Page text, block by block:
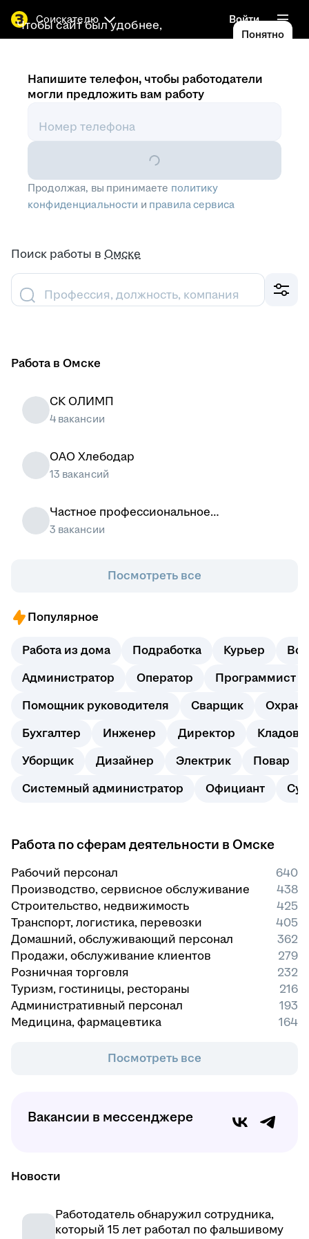
Чтобы сайт был удобнее,
используем cookies
Понятно
Соискателю Войти
Напишите телефон, чтобы работодатели
могли предложить вам работу
Номер телефона
Продолжая, вы принимаете политику
конфиденциальности и правила сервиса
Поиск работы в Омске
Профессия, должность, компания
Работа в Омске
СК ОЛИМП
4 вакансии
ОАО Хлебодар
13 вакансий
Частное профессиональное
образовательное учреждение Омский
3 вакансии
Посмотреть все
Популярное
Работа из дома Подработка Курьер
Администратор Оператор Программист
Помощник руководителя Сварщик
Бухгалтер Инженер Директор
Уборщик Дизайнер Электрик Повар
Системный администратор Официант
Работа по сферам деятельности в Омске
Рабочий персонал
640
Производство, сервисное обслуживание
438
Строительство, недвижимость
425
Транспорт, логистика, перевозки
405
Домашний, обслуживающий персонал
362
Продажи, обслуживание клиентов
279
Розничная торговля
232
Туризм, гостиницы, рестораны
216
Административный персонал
193
Медицина, фармацевтика
164
Посмотреть все
Вакансии в мессенджере
Новости
Работодатель обнаружил сотрудника,
который 15 лет работал по фальшивому